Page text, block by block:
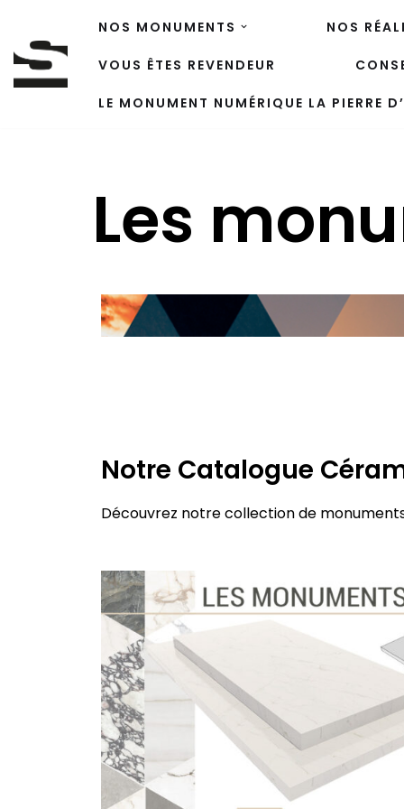
Aller
au
NOS MONUMENTS NOS
VOUS ÊTES REVENDEUR
LE MONUMENT NUMÉRIQUE LA PIERRE
Les
Notre Catalogue
Découvrez notre collection de